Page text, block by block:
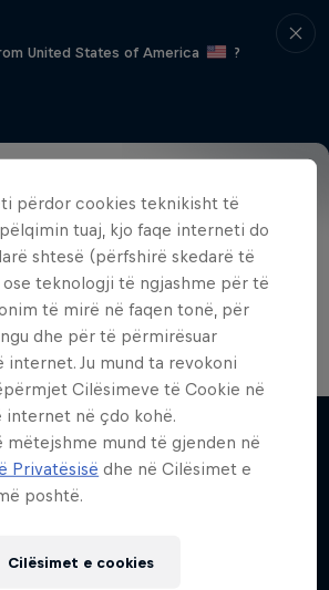
United States of America
?
Athletes Results
Andrey Rublev faced off against
secured the victory at Red Bull
përdor cookies teknikisht të
tuaj, kjo faqe interneti do
shtesë (përfshirë skedarë të
teknologji të ngjashme për të
të mirë në faqen tonë, për
dhe për të përmirësuar
internet. Ju mund ta revokoni
Cilësimeve të Cookie në
internet në çdo kohë.
mëtejshme mund të gjenden në
Privatësisë dhe në Cilësimet e
poshtë.
Cilësimet e cookies